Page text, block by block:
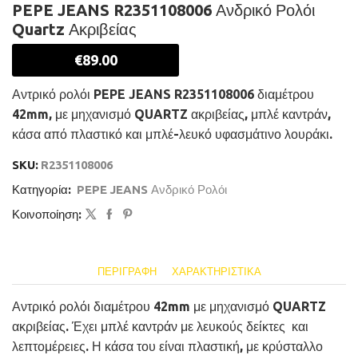
PEPE JEANS R2351108006 Ανδρικό Ρολόι
Quartz Ακριβείας
€89.00
Αντρικό ρολόι PEPE JEANS R2351108006 διαμέτρου
42mm, με μηχανισμό QUARTZ ακριβείας, μπλέ καντράν,
κάσα από πλαστικό και μπλέ-λευκό υφασμάτινο λουράκι.
SKU: R2351108006
Κατηγορία: PEPE JEANS Ανδρικό Ρολόι
Κοινοποίηση:
ΠΕΡΙΓΡΑΦΉ ΧΑΡΑΚΤΗΡΙΣΤΙΚΆ
Αντρικό ρολόι διαμέτρου 42mm με μηχανισμό QUARTZ
ακριβείας. Έχει μπλέ καντράν με λευκούς δείκτες και
λεπτομέρειες. Η κάσα του είναι πλαστική, με κρύσταλλο